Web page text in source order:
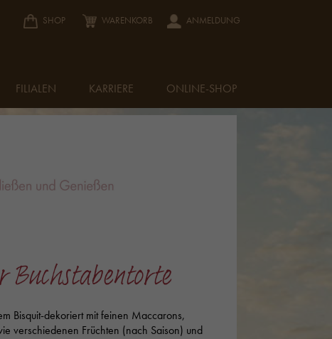
SHOP WARENKORB ANMELDUNG
FILIALEN KARRIERE ONLINE-SHOP
Bisquit-dekoriert mit feinen Maccarons,
verschiedenen Früchten (nach Saison) und